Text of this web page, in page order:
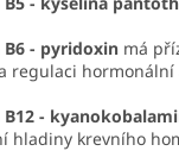
- pyridoxin má
regulaci hormonální
-
hladiny krevního